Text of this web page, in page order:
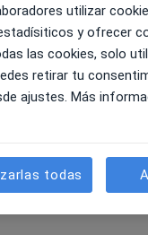
no está
cita
utilizar
y ofrecer
las cookies, solo
retirar tu
ajustes. Más
todas